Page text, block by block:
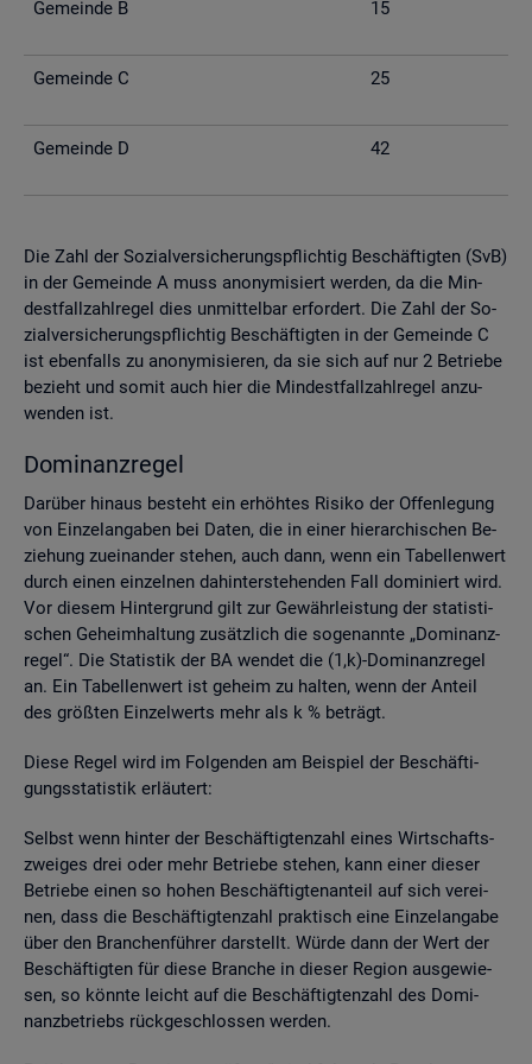
Ge­mein­de B 15
Ge­mein­de C 25
Ge­mein­de D 42
Die Zahl der So­zi­al­ver­si­che­rungs­pflich­tig Be­schäf­tig­ten (SvB)
in der Ge­mein­de A muss an­ony­mi­siert wer­den, da die Min­
dest­fall­zahl­re­gel dies un­mit­tel­bar er­for­dert. Die Zahl der So­
zi­al­ver­si­che­rungs­pflich­tig Be­schäf­tig­ten in der Ge­mein­de C
ist eben­falls zu an­ony­mi­sie­ren, da sie sich auf nur 2 Be­trie­be
be­zieht und somit auch hier die Min­dest­fall­zahl­re­gel an­zu­
wen­den ist.
Do­mi­nanz­re­gel
Dar­über hin­aus be­steht ein er­höh­tes Ri­si­ko der Of­fen­le­gung
von Ein­zel­an­ga­ben bei Daten, die in einer hier­ar­chi­schen Be­
zie­hung zu­ein­an­der ste­hen, auch dann, wenn ein Ta­bel­len­wert
durch einen ein­zel­nen da­hin­ter­ste­hen­den Fall do­mi­niert wird.
Vor die­sem Hin­ter­grund gilt zur Ge­währ­leis­tung der sta­tis­ti­
schen Ge­heim­hal­tung zu­sätz­lich die so­ge­nann­te „Do­mi­nanz­
re­gel“. Die Sta­tis­tik der BA wen­det die (1,k)-Do­mi­nanz­re­gel
an. Ein Ta­bel­len­wert ist ge­heim zu hal­ten, wenn der An­teil
des grö­ß­ten Ein­zel­werts mehr als k % be­trägt.
Diese Regel wird im Fol­gen­den am Bei­spiel der Be­schäf­ti­
gungs­sta­tis­tik er­läu­tert:
Selbst wenn hin­ter der Be­schäf­tig­ten­zahl eines Wirt­schafts­
zwei­ges drei oder mehr Be­trie­be ste­hen, kann einer die­ser
Be­trie­be einen so hohen Be­schäf­tig­ten­an­teil auf sich ver­ei­
nen, dass die Be­schäf­tig­ten­zahl prak­tisch eine Ein­zel­an­ga­be
über den Bran­chen­füh­rer dar­stellt. Würde dann der Wert der
Be­schäf­tig­ten für diese Bran­che in die­ser Re­gi­on aus­ge­wie­
sen, so könn­te leicht auf die Be­schäf­tig­ten­zahl des Do­mi­
nanz­be­triebs rück­ge­schlos­sen wer­den.